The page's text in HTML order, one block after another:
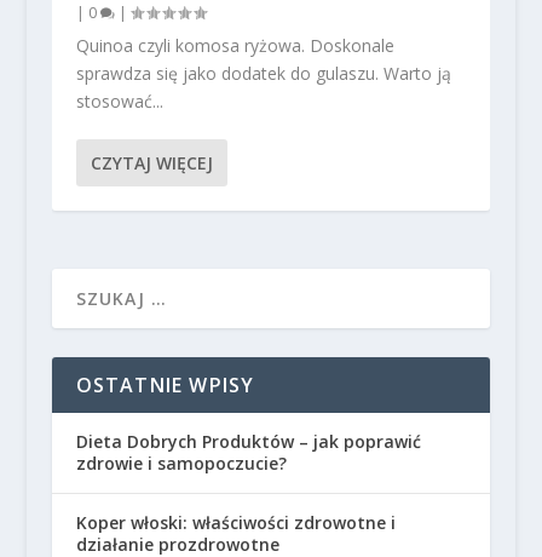
| 0 |
Quinoa czyli komosa ryżowa. Doskonale
sprawdza się jako dodatek do gulaszu. Warto ją
stosować...
CZYTAJ WIĘCEJ
OSTATNIE WPISY
Dieta Dobrych Produktów – jak poprawić
zdrowie i samopoczucie?
Koper włoski: właściwości zdrowotne i
działanie prozdrowotne